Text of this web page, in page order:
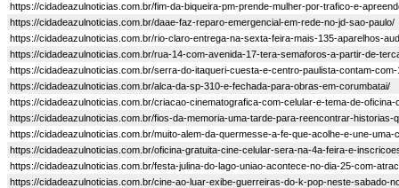
https://cidadeazulnoticias.com.br/fim-da-biqueira-pm-prende-mulher-por-trafico-e-
https://cidadeazulnoticias.com.br/daae-faz-reparo-emergencial-em-rede-no-jd-sao-paulo/
https://cidadeazulnoticias.com.br/rio-claro-entrega-na-sexta-feira-mais-135-aparelhos-
https://cidadeazulnoticias.com.br/rua-14-com-avenida-17-tera-semaforos-a-partir-de-
https://cidadeazulnoticias.com.br/serra-do-itaqueri-cuesta-e-centro-paulista-contam-
https://cidadeazulnoticias.com.br/alca-da-sp-310-e-fechada-para-obras-em-corumbatai/
https://cidadeazulnoticias.com.br/criacao-cinematografica-com-celular-e-tema-de-
https://cidadeazulnoticias.com.br/fios-da-memoria-uma-tarde-para-reencontrar-historias-
https://cidadeazulnoticias.com.br/muito-alem-da-quermesse-a-fe-que-acolhe-e-une-
https://cidadeazulnoticias.com.br/oficina-gratuita-cine-celular-sera-na-4a-feira-e-
https://cidadeazulnoticias.com.br/festa-julina-do-lago-uniao-acontece-no-dia-25-com-
https://cidadeazulnoticias.com.br/cine-ao-luar-exibe-guerreiras-do-k-pop-neste-sabado-